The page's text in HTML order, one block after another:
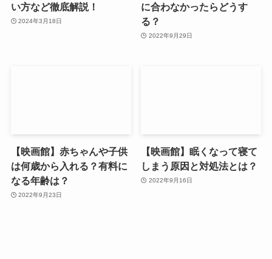
い方など徹底解説！
2024年3月18日
に合わなかったらどうす
る？
2022年9月29日
【映画館】赤ちゃんや子供
は何歳から入れる？有料に
なる年齢は？
2022年9月23日
【映画館】眠くなって寝て
しまう原因と対処法とは？
2022年9月16日